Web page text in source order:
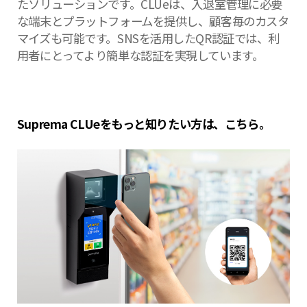
たソリューションです。CLUeは、入退室管理に必要
な端末とプラットフォームを提供し、顧客毎のカスタ
マイズも可能です。SNSを活用したQR認証では、利
用者にとってより簡単な認証を実現しています。
Suprema CLUeをもっと知りたい方は、こちら。